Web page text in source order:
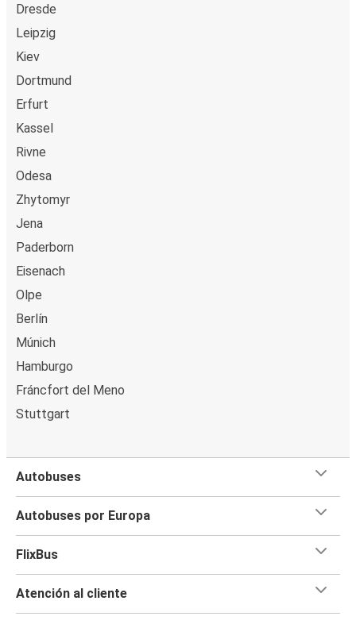
Dresde
Leipzig
Kiev
Dortmund
Erfurt
Kassel
Rivne
Odesa
Zhytomyr
Jena
Paderborn
Eisenach
Olpe
Berlín
Múnich
Hamburgo
Fráncfort del Meno
Stuttgart
Autobuses
Autobuses por Europa
FlixBus
Atención al cliente